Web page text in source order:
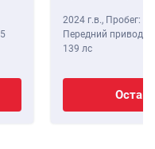
2024 г.в., Пробег: 8
Передний привод,
139 лс